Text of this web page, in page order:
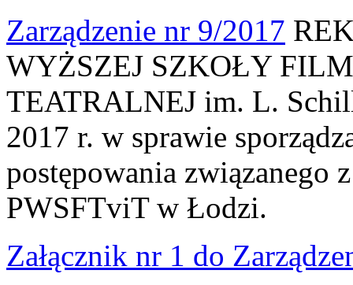
Zarządzenie nr 9/2017
WYŻSZEJ SZKOŁY
TEATRALNEJ im. L.
2017 r. w sprawie
postępowania związanego
PWSFTviT w Łodzi.
Załącznik nr 1 do